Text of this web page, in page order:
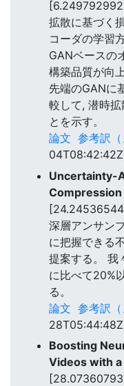
拡散に基づく
コーダの学習
GANベースの
構築品質が向
先端のGANに
較して, 潜時
とを示す。
論文 参考訳（
Uncertainty-
深層アンサン
に把握できる
提案する。 我
に比べて20%
る。
論文 参考訳（
Boosting
Videos with